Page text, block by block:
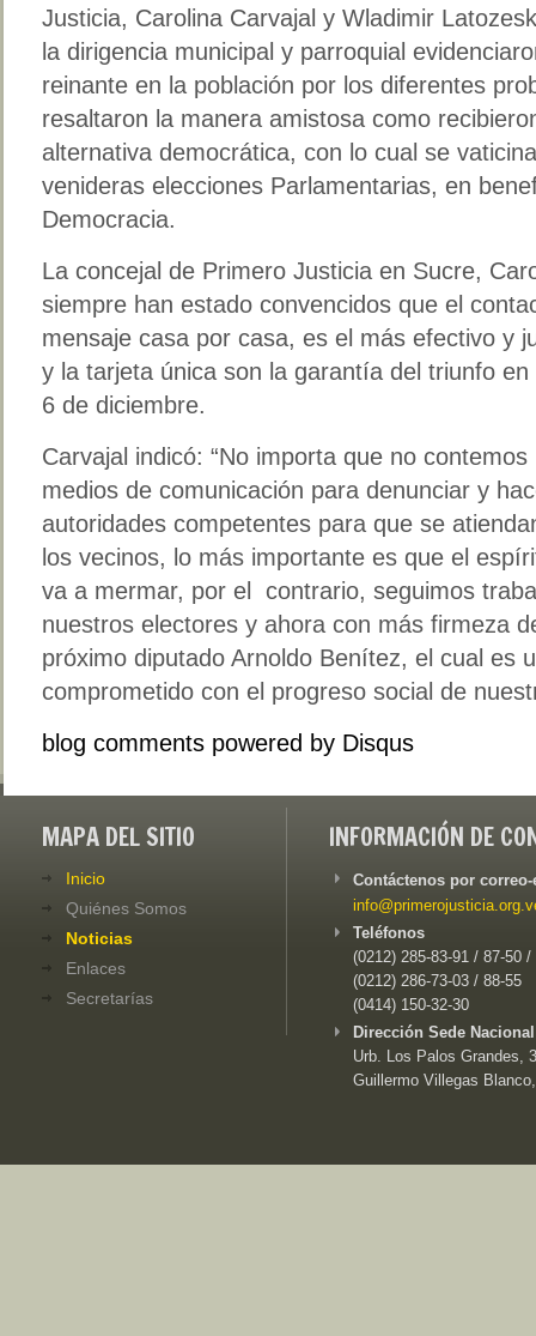
Justicia, Carolina Carvajal y Wladimir
la dirigencia municipal y parroquial
reinante en la población por los diferentes
resaltaron la manera amistosa como
alternativa democrática, con lo cual se
venideras elecciones Parlamentarias, en
Democracia.
La concejal de Primero Justicia en Sucre,
siempre han estado convencidos que el
mensaje casa por casa, es el más efectivo y
y la tarjeta única son la garantía del triunfo
6 de diciembre.
Carvajal indicó: “No importa que no
medios de comunicación para denunciar y
autoridades competentes para que se
los vecinos, lo más importante es que el
va a mermar, por el contrario, seguimos
nuestros electores y ahora con más firmeza
próximo diputado Arnoldo Benítez, el cual es
comprometido con el progreso social de
blog comments powered by Disqus
MAPA DEL SITIO
Inicio
Quiénes Somos
Noticias
Enlaces
Secretarías
INFORMACIÓN DE
Contáctenos por
Teléfonos
(0212) 285-83-91 / 87-50 /
(0212) 286-73-03 / 88-55
(0414) 150-32-30
Dirección Sede
Urb. Los Palos Grandes,
Guillermo Villegas